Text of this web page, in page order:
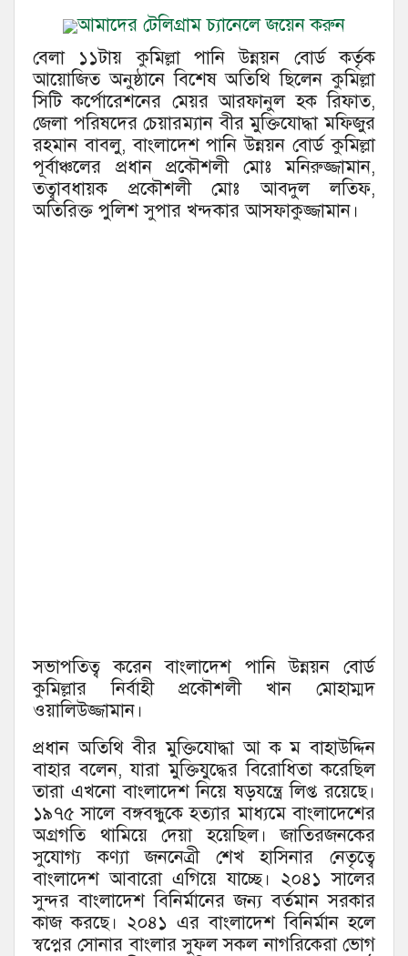
আমাদের টেলিগ্রাম চ্যানেলে জয়েন করুন
বেলা ১১টায় কুমিল্লা পানি উন্নয়ন বোর্ড কর্তৃক
আয়োজিত অনুষ্ঠানে বিশেষ অতিথি ছিলেন কুমিল্লা
সিটি কর্পোরেশনের মেয়র আরফানুল হক রিফাত,
জেলা পরিষদের চেয়ারম্যান বীর মুক্তিযোদ্ধা মফিজুর
রহমান বাবলু, বাংলাদেশ পানি উন্নয়ন বোর্ড কুমিল্লা
পূর্বাঞ্চলের প্রধান প্রকৌশলী মোঃ মনিরুজ্জামান,
তত্বাবধায়ক প্রকৌশলী মোঃ আবদুল লতিফ,
অতিরিক্ত পুলিশ সুপার খন্দকার আসফাকুজ্জামান।
সভাপতিত্ব করেন বাংলাদেশ পানি উন্নয়ন বোর্ড
কুমিল্লার নির্বাহী প্রকৌশলী খান মোহাম্মদ
ওয়ালিউজ্জামান।
প্রধান অতিথি বীর মুক্তিযোদ্ধা আ ক ম বাহাউদ্দিন
বাহার বলেন, যারা মুক্তিযুদ্ধের বিরোধিতা করেছিল
তারা এখনো বাংলাদেশ নিয়ে ষড়যন্ত্রে লিপ্ত রয়েছে।
১৯৭৫ সালে বঙ্গবন্ধুকে হত্যার মাধ্যমে বাংলাদেশের
অগ্রগতি থামিয়ে দেয়া হয়েছিল। জাতিরজনকের
সুযোগ্য কণ্যা জননেত্রী শেখ হাসিনার নেতৃত্বে
বাংলাদেশ আবারো এগিয়ে যাচ্ছে। ২০৪১ সালের
সুন্দর বাংলাদেশ বিনির্মানের জন্য বর্তমান সরকার
কাজ করছে। ২০৪১ এর বাংলাদেশ বিনির্মান হলে
স্বপ্নের সোনার বাংলার সুফল সকল নাগরিকেরা ভোগ